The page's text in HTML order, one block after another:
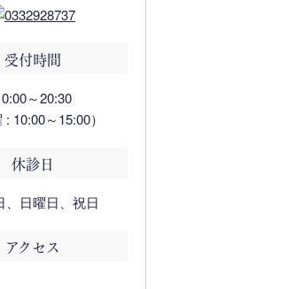
受付時間
～20:30
: 10:00～15:00）
休診日
、日曜日、祝日
アクセス